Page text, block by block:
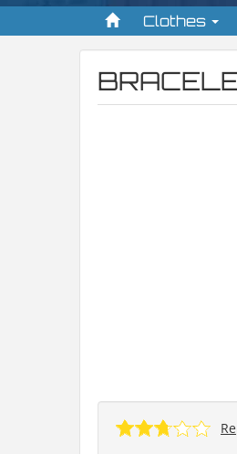
Clothes